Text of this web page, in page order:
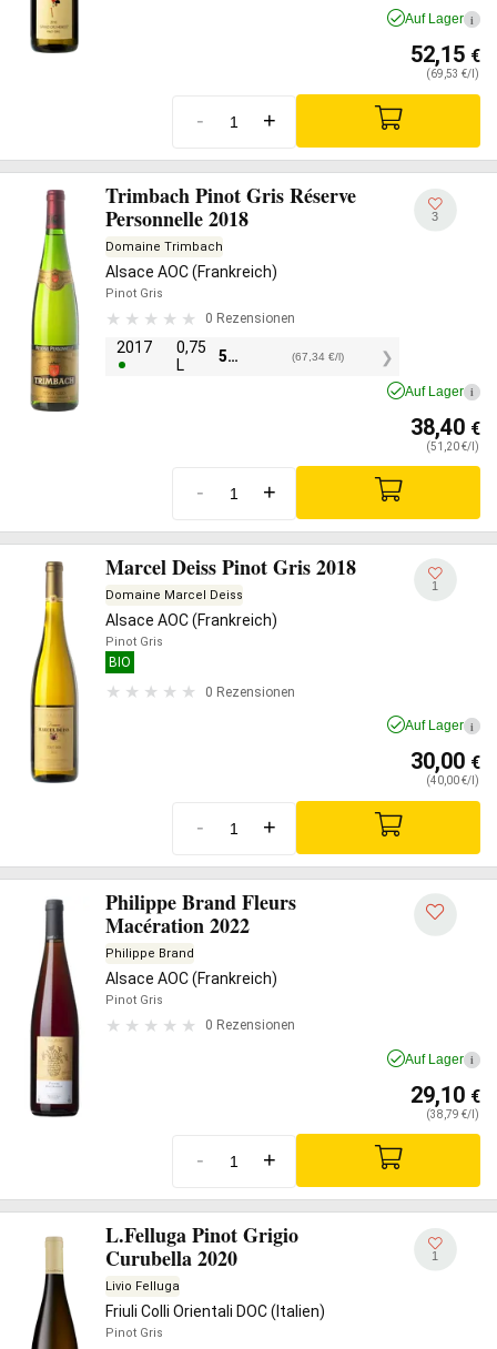
Auf Lager i
52,15 €
(69,53 €/l)
- +
Trimbach Pinot Gris Réserve
Personnelle 2018
Domaine Trimbach
Alsace AOC (Frankreich)
Pinot Gris
0 Rezensionen
2017
0,75
L
50,50 (67,34 €/l)
3
Auf Lager i
38,40 €
(51,20 €/l)
- +
Marcel Deiss Pinot Gris 2018
Domaine Marcel Deiss
Alsace AOC (Frankreich)
Pinot Gris
BIO
0 Rezensionen
1
Auf Lager i
30,00 €
(40,00 €/l)
- +
Philippe Brand Fleurs
Macération 2022
Philippe Brand
Alsace AOC (Frankreich)
Pinot Gris
0 Rezensionen
Auf Lager i
29,10 €
(38,79 €/l)
- +
L.Felluga Pinot Grigio
Curubella 2020
Livio Felluga
Friuli Colli Orientali DOC (Italien)
Pinot Gris
1